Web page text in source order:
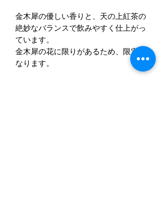
金木犀の優しい香りと、天の上紅茶の
絶妙なバランスで飲みやすく仕上がっ
ています。
金木犀の花に限りがあるため、限定と
なります。